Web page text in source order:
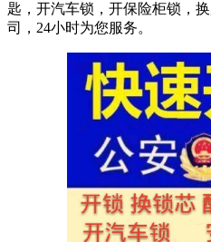
匙，开汽车锁，开保险柜锁，
司，24小时为您服务。